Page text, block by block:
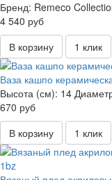
Бренд: Remeco
4 540 руб
В корзину
1 клик
Ваза кашпо
Высота (см): 14
670 руб
В корзину
1 клик